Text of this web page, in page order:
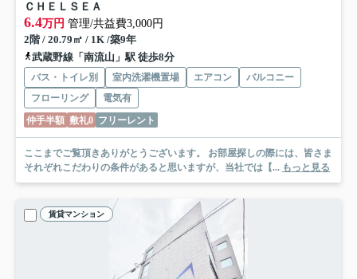
ＣＨＥＬＳＥＡ
6.4万円 管理/共益費3,000円
2階 / 20.79㎡ / 1K /築9年
武蔵野線「南流山」駅 徒歩8分
バス・トイレ別 室内洗濯機置場 エアコン
バルコニー
フローリング
電気有
仲手半額 敷礼0 フリーレント
ここまでご覧頂きありがとうございます。 お部屋探しの際には、皆さま
それぞれこだわりの条件があると思いますが、当社では【... もっと見る
賃貸マンション